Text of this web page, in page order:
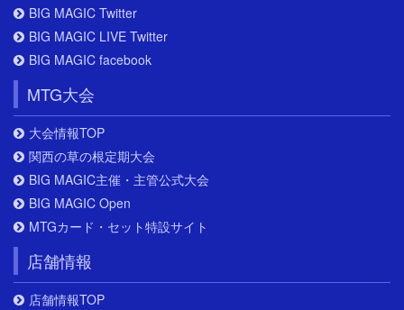
BIG MAGIC Twitter
BIG MAGIC LIVE Twitter
BIG MAGIC facebook
MTG大会
大会情報TOP
関西の草の根定期大会
BIG MAGIC主催・主管公式大会
BIG MAGIC Open
MTGカード・セット特設サイト
店舗情報
店舗情報TOP